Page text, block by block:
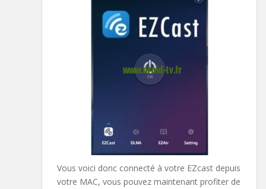
Vous voici donc connecté à votre EZcast depuis
votre MAC, vous pouvez maintenant profiter de